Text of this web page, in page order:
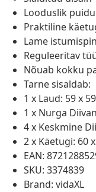
Looduslik
Praktiline
Lame
Reguleeritav
Nõuab kokku
Tarne sisaldab:
1 x Laud: 59 x
1 x Nurga
4 x Keskmine
2 x Käetugi: 60
EAN:
SKU: 3374839
Brand: vidaXL